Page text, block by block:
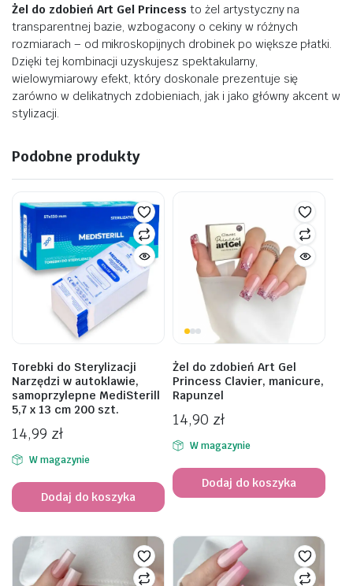
Żel do zdobień Art Gel Princess to żel artystyczny na
transparentnej bazie, wzbogacony o cekiny w różnych
rozmiarach – od mikroskopijnych drobinek po większe płatki.
Dzięki tej kombinacji uzyskujesz spektakularny,
wielowymiarowy efekt, który doskonale prezentuje się
zarówno w delikatnych zdobieniach, jak i jako główny akcent w
stylizacji.
Podobne produkty
Torebki do Sterylizacji
Narzędzi w autoklawie,
samoprzylepne MediSterill
5,7 x 13 cm 200 szt.
14,99 zł
W magazynie
Dodaj do koszyka
Żel do zdobień Art Gel
Princess Clavier, manicure,
Rapunzel
14,90 zł
W magazynie
Dodaj do koszyka